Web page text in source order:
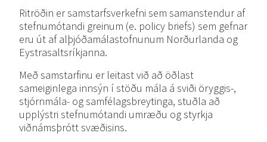
Ritröðin er samstarfsverkefni sem samanstendur af
stefnumótandi greinum (e. policy briefs) sem gefnar
eru út af alþjóðamálastofnunum Norðurlanda og
Eystrasaltsríkjanna.
Með samstarfinu er leitast við að öðlast
sameiginlega innsýn í stöðu mála á sviði öryggis-,
stjórnmála- og samfélagsbreytinga, stuðla að
upplýstri stefnumótandi umræðu og styrkja
viðnámsþrótt svæðisins.